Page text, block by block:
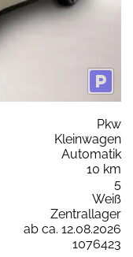
Pkw
Kleinwagen
Automatik
10 km
5
Weiß
Zentrallager
ab ca. 12.08.2026
1076423